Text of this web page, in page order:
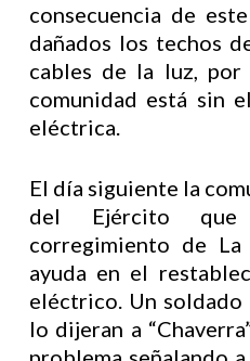
consecuencia de
dañados los techos
cables de la luz,
comunidad está sin
eléctrica.
El día siguiente la
del Ejército
corregimiento de
ayuda en el
eléctrico. Un soldado
lo dijeran a